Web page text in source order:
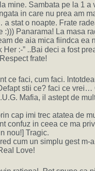
mine. Sambata pe la 1 a
in care nu prea am
stat o noapte. Frate
:))) Panarama! La masa
de aia mica fiindca ea
:-” ..Bai deci a fost
frate!
ce faci, cum faci.
stii ce? faci ce vrei…
Mafia, il astept de
cap imi trec atatea de
confuz in ceea ce ma
nou!] Tragic.
cum un simplu gest m-
Love!